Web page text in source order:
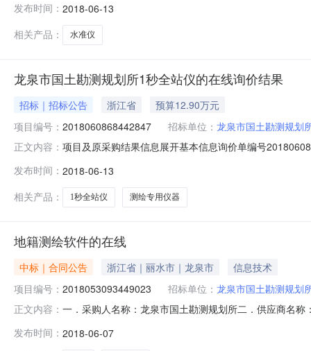
所有参与供应商按照报价由低到高排序，以'最低报价'原
发布时间： 2018-06-13
相关产品：
水准仪
龙泉市国土勘测规划所1秒全站仪的在线询价结果
招标｜招标公告 浙江省
预算12.90万元
项目编号： 2018060868442847 招标单位： 龙泉市国土勘测规划
正文内容： 项目及原采购结果信息展开基本信息询价单编号
所有参与供应商按照报价由低到高排序，以'最低报价'原
发布时间： 2018-06-13
相关产品：
1秒全站仪 测绘专用仪器
地籍测绘软件的在线
中标｜合同公告 浙江省｜丽水市｜龙泉市
信息技术
项目编号： 2018053093449023 招标单位： 龙泉市国土勘测规划
正文内容： 一．采购人名称：龙泉市国土勘测规划所二．供应商名
形地籍成图软件CASS10.0套21.680000万元3.360000万
发布时间： 2018-06-07